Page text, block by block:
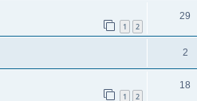
1 2
29
2
1 2
18